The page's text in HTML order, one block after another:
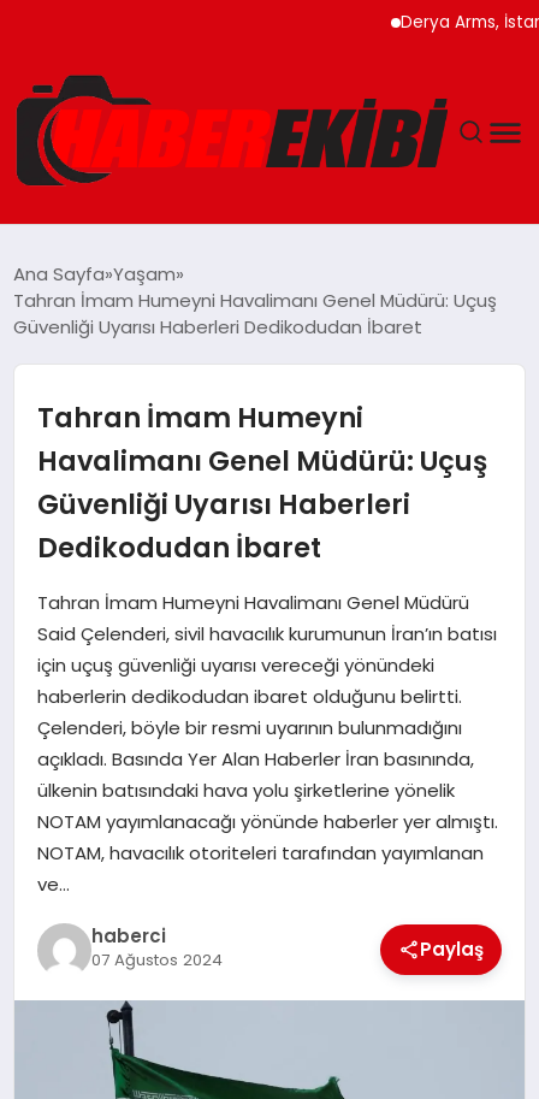
Derya Arms, İstanbul
GÜNCEL
MAGAZIN
SPOR
TEKNOLOJI
YAŞAM
Ana Sayfa Yaşam
Tahran İmam Humeyni Havalimanı Genel Müdürü: Uçuş
Güvenliği Uyarısı Haberleri Dedikodudan İbaret
Tahran İmam Humeyni
Havalimanı Genel Müdürü: Uçuş
Güvenliği Uyarısı Haberleri
Dedikodudan İbaret
Tahran İmam Humeyni Havalimanı Genel Müdürü
Said Çelenderi, sivil havacılık kurumunun İran’ın batısı
için uçuş güvenliği uyarısı vereceği yönündeki
haberlerin dedikodudan ibaret olduğunu belirtti.
Çelenderi, böyle bir resmi uyarının bulunmadığını
açıkladı. Basında Yer Alan Haberler İran basınında,
ülkenin batısındaki hava yolu şirketlerine yönelik
NOTAM yayımlanacağı yönünde haberler yer almıştı.
NOTAM, havacılık otoriteleri tarafından yayımlanan
ve…
haberci
07 Ağustos 2024 Paylaş